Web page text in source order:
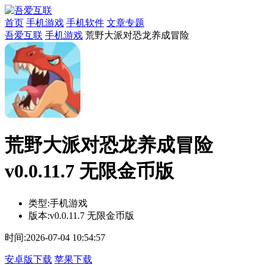
首页 手机游戏 手机软件 文章专题
吾爱互联 手机游戏 荒野大派对恐龙养成冒险
荒野大派对恐龙养成冒险
v0.0.11.7 无限金币版
类型:手机游戏
版本:v0.0.11.7 无限金币版
时间:2026-07-04 10:54:57
安卓版下载 苹果下载